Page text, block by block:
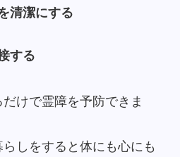
清潔にする
する
けで霊障を予防できま
しをすると体にも心にも